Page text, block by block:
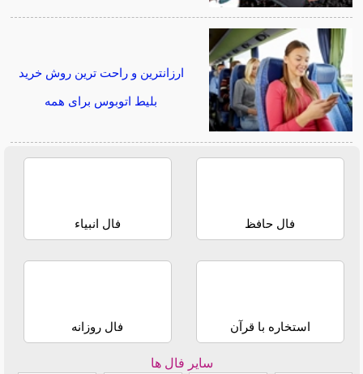
ارزانترین و راحت ترین روش خرید
بلیط اتوبوس برای همه
فال حافظ فال انبیاء
استخاره با قرآن فال روزانه
سایر فال ها